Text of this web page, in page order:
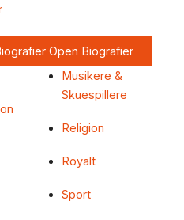
Open Biografier
Musikere &
Skuespillere
Religion
Royalt
Sport